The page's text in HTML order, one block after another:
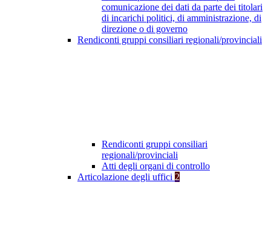
comunicazione dei dati da parte dei titolari
di incarichi politici, di amministrazione, di
direzione o di governo
Rendiconti gruppi consiliari regionali/provinciali
Rendiconti gruppi consiliari
regionali/provinciali
Atti degli organi di controllo
Articolazione degli uffici 2